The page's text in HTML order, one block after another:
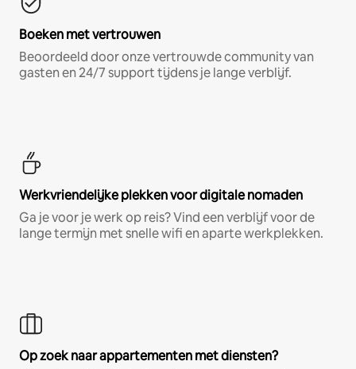
Boeken met vertrouwen
Beoordeeld door onze vertrouwde community van
gasten en 24/7 support tijdens je lange verblijf.
Werkvriendelijke plekken voor digitale nomaden
Ga je voor je werk op reis? Vind een verblijf voor de
lange termijn met snelle wifi en aparte werkplekken.
Op zoek naar appartementen met diensten?